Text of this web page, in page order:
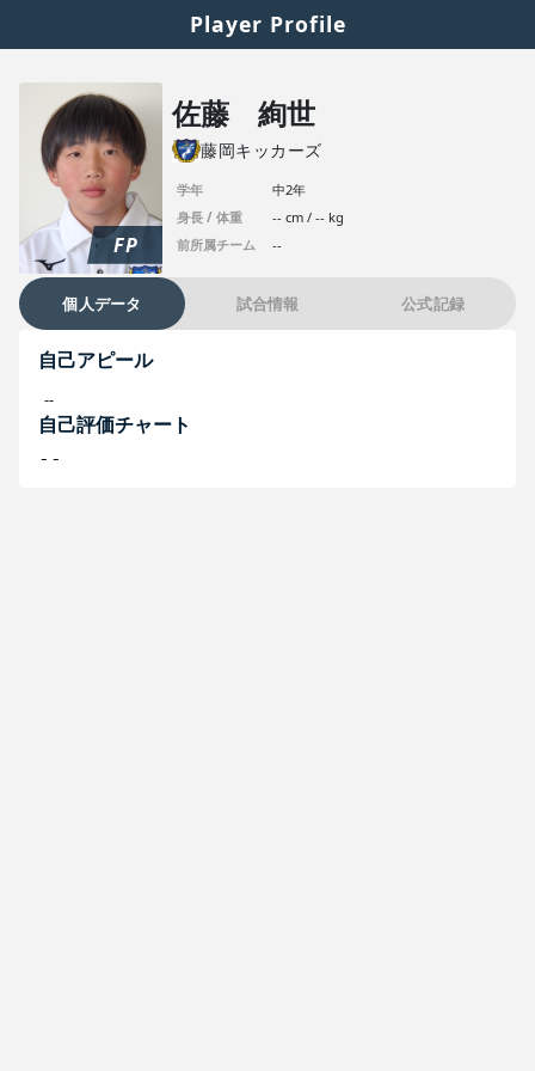
Player Profile
FP
佐藤 絢世
藤岡キッカーズ
学年
中2年
身長 / 体重
-- cm / -- kg
前所属チーム
--
個人データ 試合情報 公式記録
自己アピール
--
自己評価チャート
--